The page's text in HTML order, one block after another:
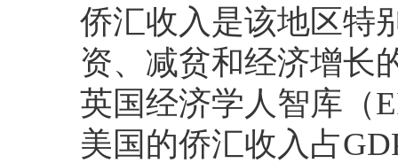
侨汇收入是该地区特
资、减贫和经济增长
英国经济学人智库（
美国的侨汇收入占